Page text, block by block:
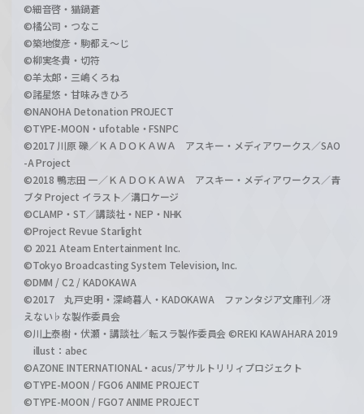
©細音啓・猫鍋蒼
©橘公司・つなこ
©築地俊彦・駒都え～じ
©柳実冬貴・切符
©羊太郎・三嶋くろね
©諸星悠・甘味みきひろ
©NANOHA Detonation PROJECT
©TYPE-MOON・ufotable・FSNPC
©2017 川原 礫／ＫＡＤＯＫＡＷＡ アスキー・メディアワークス／SAO
-A Project
©2018 鴨志田 一／ＫＡＤＯＫＡＷＡ アスキー・メディアワークス／青
ブタ Project イラスト／溝口ケージ
©CLAMP・ST／講談社・NEP・NHK
©Project Revue Starlight
© 2021 Ateam Entertainment Inc.
©Tokyo Broadcasting System Television, Inc.
©DMM / C2 / KADOKAWA
©2017 丸戸史明・深崎暮人・KADOKAWA ファンタジア文庫刊／冴
えない♭な製作委員会
©川上泰樹・伏瀬・講談社／転スラ製作委員会 ©REKI KAWAHARA 2019
illust：abec
©AZONE INTERNATIONAL・acus/アサルトリリィプロジェクト
©TYPE-MOON / FGO6 ANIME PROJECT
©TYPE-MOON / FGO7 ANIME PROJECT